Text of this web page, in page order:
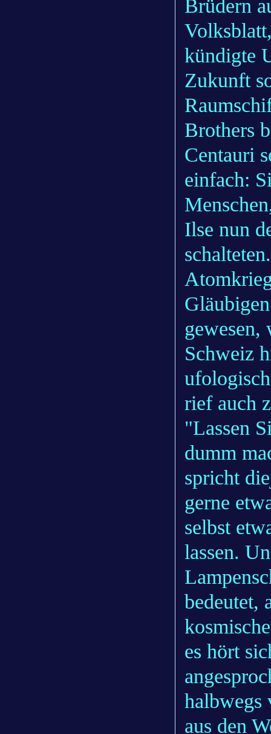
Brüdern
kündigte
Zukunft
Brothers
Centauri
einfach:
Ilse nun
gewesen,
Schweiz
rief auch
"Lassen
dumm
spricht
gerne
selbst
lassen.
bedeutet,
es hört
halbwegs
aus den